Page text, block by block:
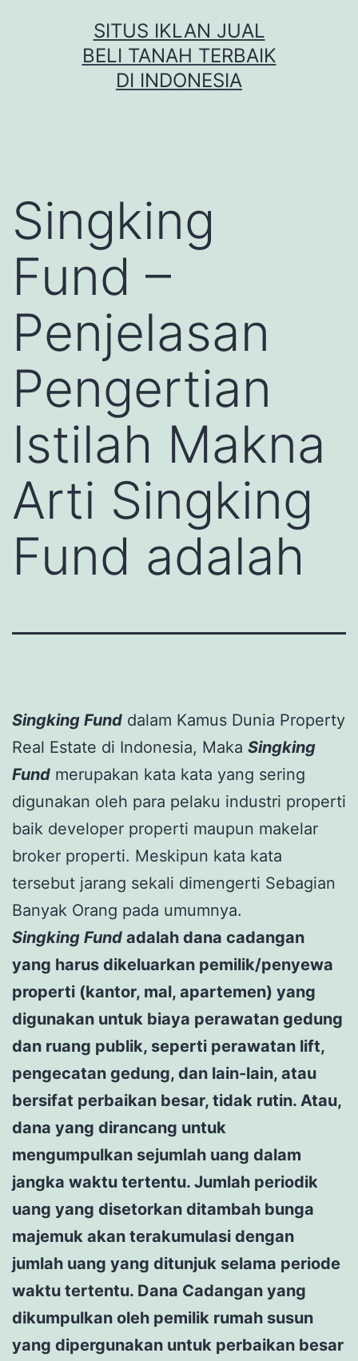
SITUS IKLAN JUAL
BELI TANAH TERBAIK
DI INDONESIA
Singking
Fund –
Penjelasan
Pengertian
Istilah Makna
Arti Singking
Fund adalah
Singking Fund dalam Kamus Dunia Property
Real Estate di Indonesia, Maka Singking
Fund merupakan kata kata yang sering
digunakan oleh para pelaku industri properti
baik developer properti maupun makelar
broker properti. Meskipun kata kata
tersebut jarang sekali dimengerti Sebagian
Banyak Orang pada umumnya.
Singking Fund adalah dana cadangan
yang harus dikeluarkan pemilik/penyewa
properti (kantor, mal, apartemen) yang
digunakan untuk biaya perawatan gedung
dan ruang publik, seperti perawatan lift,
pengecatan gedung, dan lain-lain, atau
bersifat perbaikan besar, tidak rutin. Atau,
dana yang dirancang untuk
mengumpulkan sejumlah uang dalam
jangka waktu tertentu. Jumlah periodik
uang yang disetorkan ditambah bunga
majemuk akan terakumulasi dengan
jumlah uang yang ditunjuk selama periode
waktu tertentu. Dana Cadangan yang
dikumpulkan oleh pemilik rumah susun
yang dipergunakan untuk perbaikan besar